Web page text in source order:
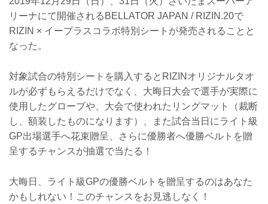
リーナにて開催されるBELLATOR JAPAN / RIZIN.20で
RIZIN × イープラスコラボ特別シートが発売されることと
なった。
対象試合の特別シートを購入するとRIZINオリジナルタオ
ルが必ずもらえるだけでなく、大晦日大会で選手が実際に
使用したグローブや、大会で使われたリングマット（裁断
し、額装したものになります）、また試合当日にライト級
GP出場選手へ花束贈呈、さらに優勝者へ優勝ベルトを贈
呈するチャンスが抽選で当たる！
大晦日、ライト級GPの優勝ベルトを贈呈するのはあなた
かもしれない！このチャンスをお見逃しなく！